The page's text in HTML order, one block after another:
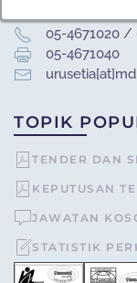
05-4671020 /
05-4671040
TOPIK
TENDER DAN
KEPUTUSAN
JAWATAN
STATISTIK